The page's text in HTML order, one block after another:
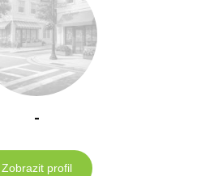
-
Zobrazit profil